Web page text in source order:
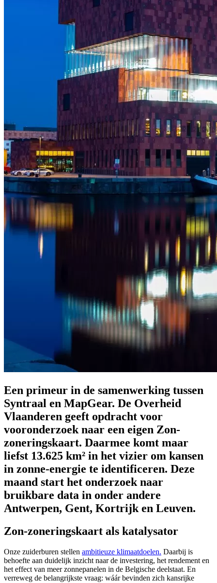
Een primeur in de samenwerking tussen
Syntraal en MapGear. De Overheid
Vlaanderen geeft opdracht voor
vooronderzoek naar een eigen Zon-
zoneringskaart. Daarmee komt maar
liefst 13.625 km² in het vizier om kansen
in zonne-energie te identificeren. Deze
maand start het onderzoek naar
bruikbare data in onder andere
Antwerpen, Gent, Kortrijk en Leuven.
Zon-zoneringskaart als katalysator
Onze zuiderburen stellen ambitieuze klimaatdoelen. Daarbij is
behoefte aan duidelijk inzicht naar de investering, het rendement en
het effect van meer zonnepanelen in de Belgische deelstaat. En
verreweg de belangrijkste vraag: wáár bevinden zich kansrijke